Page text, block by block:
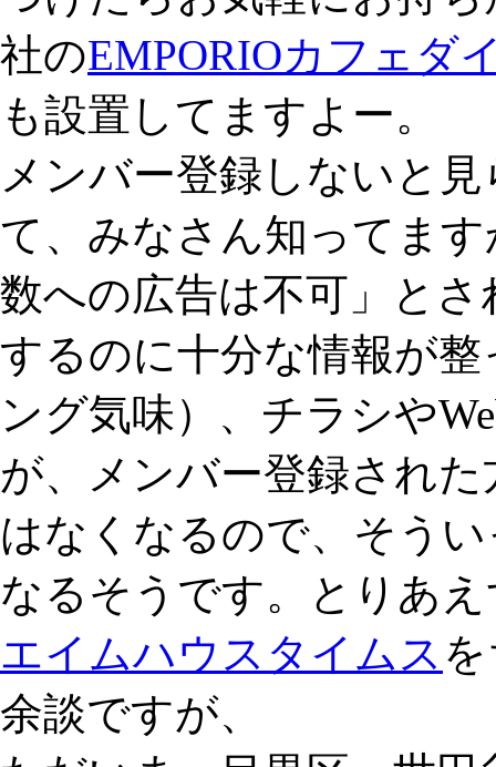
社のEMPORIOカフェダ
も設置してますよー。
メンバー登録しないと
て、みなさん知ってま
数への広告は不可」と
するのに十分な情報が
ング気味）、チラシや
が、メンバー登録され
はなくなるので、そう
なるそうです。とりあ
エイムハウスタイムス
余談ですが、